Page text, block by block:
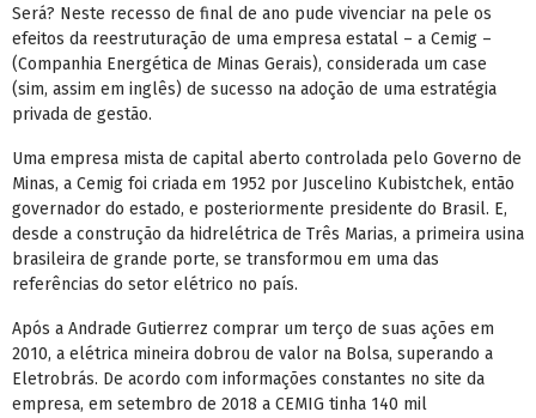
Será? Neste recesso de final de ano pude vivenciar na pele os
efeitos da reestruturação de uma empresa estatal – a Cemig –
(Companhia Energética de Minas Gerais), considerada um case
(sim, assim em inglês) de sucesso na adoção de uma estratégia
privada de gestão.
Uma empresa mista de capital aberto controlada pelo Governo de
Minas, a Cemig foi criada em 1952 por Juscelino Kubistchek, então
governador do estado, e posteriormente presidente do Brasil. E,
desde a construção da hidrelétrica de Três Marias, a primeira usina
brasileira de grande porte, se transformou em uma das
referências do setor elétrico no país.
Após a Andrade Gutierrez comprar um terço de suas ações em
2010, a elétrica mineira dobrou de valor na Bolsa, superando a
Eletrobrás. De acordo com informações constantes no site da
empresa, em setembro de 2018 a CEMIG tinha 140 mil